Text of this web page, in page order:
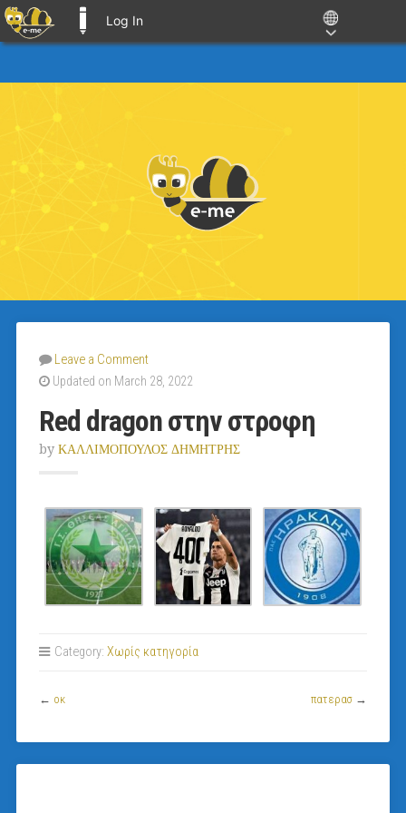
Log In
Leave a Comment
Updated on March 28, 2022
Red dragon στην στροφη
by ΚΑΛΛΙΜΟΠΟΥΛΟΣ ΔΗΜΗΤΡΗΣ
Category: Χωρίς κατηγορία
← οκ πατερασ →